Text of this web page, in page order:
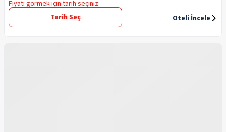
Fiyatı görmek için tarih seçiniz
Tarih Seç
Oteli İncele